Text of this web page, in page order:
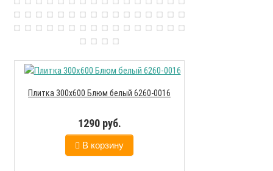
Плитка 300х600 Блюм белый 6260-0016
1290 руб.
В корзину